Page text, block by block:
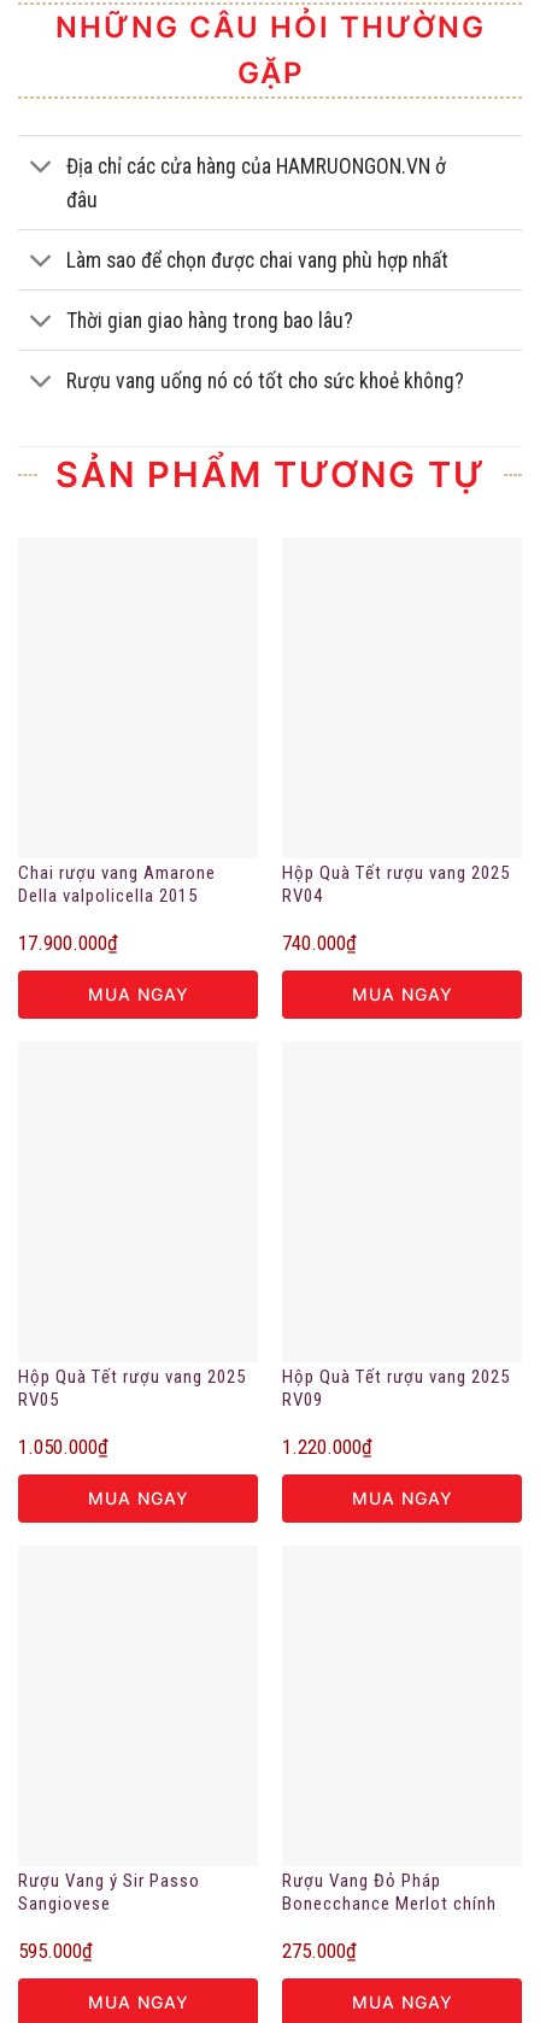
NHỮNG CÂU HỎI THƯỜNG
GẶP
Địa chỉ các cửa hàng của HAMRUONGON.VN ở
đâu
Làm sao để chọn được chai vang phù hợp nhất
Thời gian giao hàng trong bao lâu?
Rượu vang uống nó có tốt cho sức khoẻ không?
SẢN PHẨM TƯƠNG TỰ
Chai rượu vang Amarone
Della valpolicella 2015
17.900.000₫
MUA NGAY
Hộp Quà Tết rượu vang 2025
RV04
740.000₫
MUA NGAY
Hộp Quà Tết rượu vang 2025
RV05
1.050.000₫
MUA NGAY
Hộp Quà Tết rượu vang 2025
RV09
1.220.000₫
MUA NGAY
Rượu Vang ý Sir Passo
Sangiovese
595.000₫
MUA NGAY
Rượu Vang Đỏ Pháp
Bonecchance Merlot chính
275.000₫
MUA NGAY